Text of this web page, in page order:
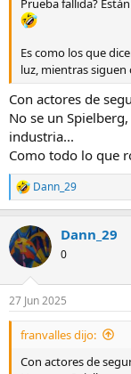
Es como los que
luz, mientras
Con actores de
No se un
industria...
Como todo lo que
R
e
c
c
i
e
s
Dann_29
Dann_29
0
27 Jun 2025
franvalles dijo:
Con actores de